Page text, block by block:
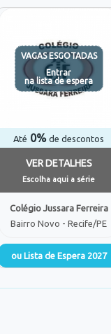
VAGAS ESGOTADAS
Entrar
na lista de espera
Até 0% de descontos
VER DETALHES
Escolha aqui a série
Colégio Jussara Ferreira
Bairro Novo - Recife/PE
ou Lista de Espera 2027